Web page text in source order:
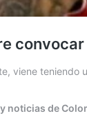
viene
noticias de